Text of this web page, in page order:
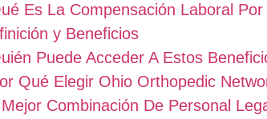
Es La Compensación Laboral
y Beneficios
Puede Acceder A Estos
Qué Elegir Ohio Orthopedic
Combinación De Personal